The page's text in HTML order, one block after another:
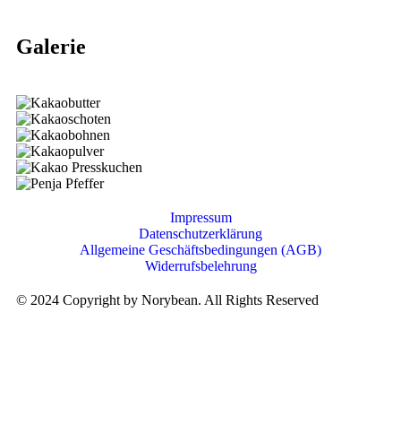
Galerie
Impressum
Datenschutzerklärung
Allgemeine Geschäftsbedingungen (AGB)
Widerrufsbelehrung
© 2024 Copyright by Norybean. All Rights Reserved